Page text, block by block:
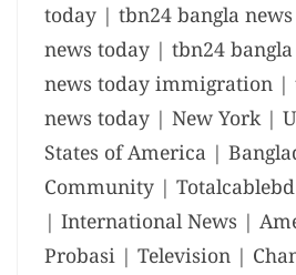
today | tbn24 bangla
news today | tbn24
news today immigration |
news today | New York |
States of America |
Community |
| International News |
Probasi | Television |